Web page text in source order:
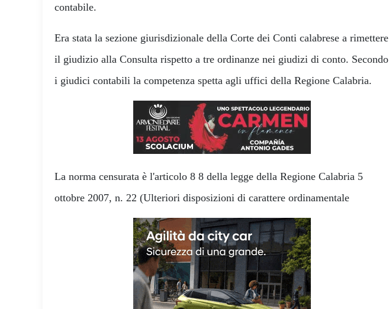
contabile.
Era stata la sezione giurisdizionale della Corte dei Conti calabrese a rimettere
il giudizio alla Consulta rispetto a tre ordinanze nei giudizi di conto. Secondo
i giudici contabili la competenza spetta agli uffici della Regione Calabria.
La norma censurata è l'articolo 8 8 della legge della Regione Calabria 5
ottobre 2007, n. 22 (Ulteriori disposizioni di carattere ordinamentale